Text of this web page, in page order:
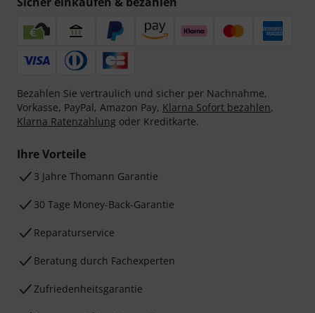
Bezahlen Sie vertraulich und sicher per Nachnahme,
Vorkasse, PayPal, Amazon Pay, Klarna Sofort bezahlen,
Klarna Ratenzahlung oder Kreditkarte.
Ihre Vorteile
3 Jahre Thomann Garantie
30 Tage Money-Back-Garantie
Reparaturservice
Beratung durch Fachexperten
Zufriedenheitsgarantie